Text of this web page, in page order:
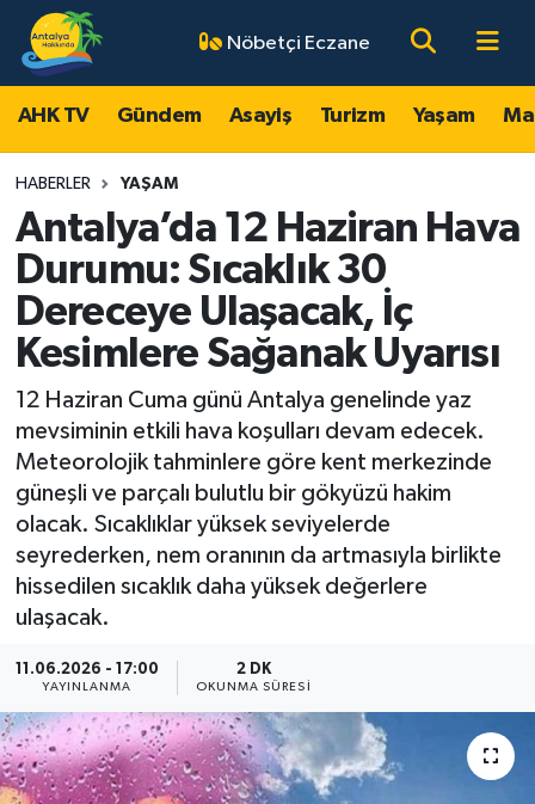
Nöbetçi Eczane
AHK TV Gündem Asayiş Turizm Yaşam
HABERLER YAŞAM
Antalya’da 12 Haziran Hava
Durumu: Sıcaklık 30
Dereceye Ulaşacak, İç
Kesimlere Sağanak Uyarısı
12 Haziran Cuma günü Antalya genelinde yaz
mevsiminin etkili hava koşulları devam edecek.
Meteorolojik tahminlere göre kent merkezinde
güneşli ve parçalı bulutlu bir gökyüzü hakim
olacak. Sıcaklıklar yüksek seviyelerde
seyrederken, nem oranının da artmasıyla birlikte
hissedilen sıcaklık daha yüksek değerlere
ulaşacak.
11.06.2026 - 17:00
YAYINLANMA
2 DK
OKUNMA SÜRESI
AHK TV
Gündem
Asayiş
Turizm
Yaşam
Magazin
Ekonomi
Spor
Dünya
Antalya Nöbetçi Eczaneler
Antalya Hava Durumu
Antalya Namaz Vakitleri
Antalya Trafik Yoğunluk Haritası
Süper Lig Puan Durumu ve Fikstür
Tüm Manşetler
Son Dakika Haberleri
Haber Arşivi